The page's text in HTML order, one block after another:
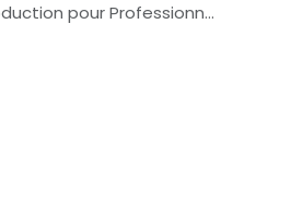
pour Professionnels